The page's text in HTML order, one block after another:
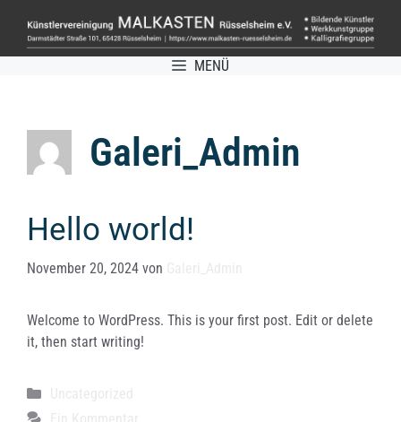
Inhalt
springen
MENÜ
Galeri_Admin
Hello world!
November 20, 2024 von
Welcome to WordPress. This is your first post. Edit or delete
it, then start writing!